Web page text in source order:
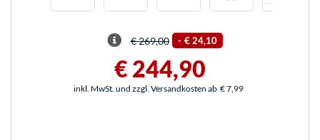
€ 269,00 - € 24,10
€ 244,90
inkl. MwSt. und zzgl. Versandkosten ab € 7,99